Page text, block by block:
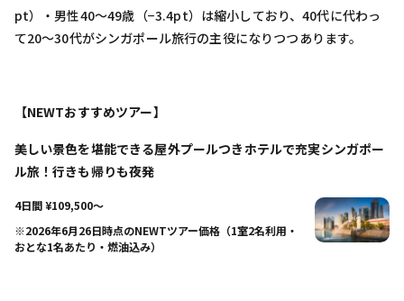
pt）・男性40〜49歳（−3.4pt）は縮小しており、40代に代わっ
て20〜30代がシンガポール旅行の主役になりつつあります。
【NEWTおすすめツアー】
美しい景色を堪能できる屋外プールつきホテルで充実シンガポー
ル旅！行きも帰りも夜発
4日間 ¥109,500〜
※2026年6月26日時点のNEWTツアー価格（1室2名利用・
おとな1名あたり・燃油込み）